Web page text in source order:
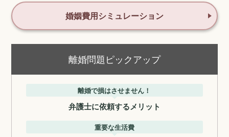
婚姻費用シミュレーション
離婚問題ピックアップ
離婚で損はさせません！
弁護士に依頼するメリット
重要な生活費